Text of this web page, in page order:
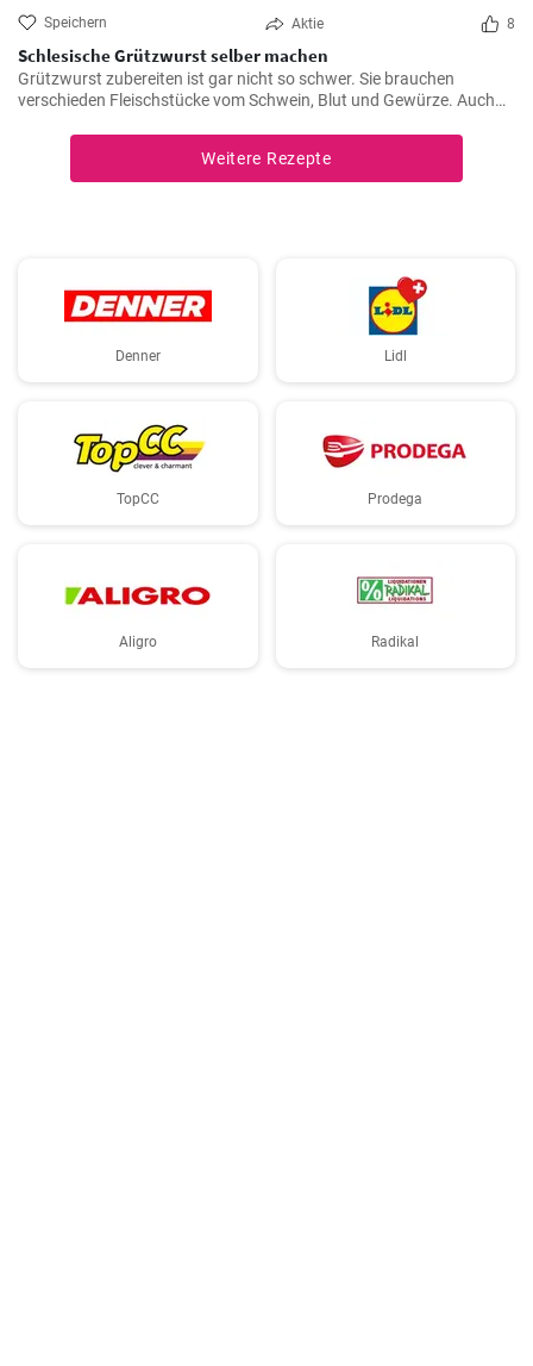
Speichern Aktie 8
Schlesische Grützwurst selber machen
Grützwurst zubereiten ist gar nicht so schwer. Sie brauchen
verschieden Fleischstücke vom Schwein, Blut und Gewürze. Auch
zubereitet. Die Grütze (aus Getreide) bindet die Wurst .
Weitere Rezepte
Denner Lidl
TopCC Prodega
Aligro Radikal